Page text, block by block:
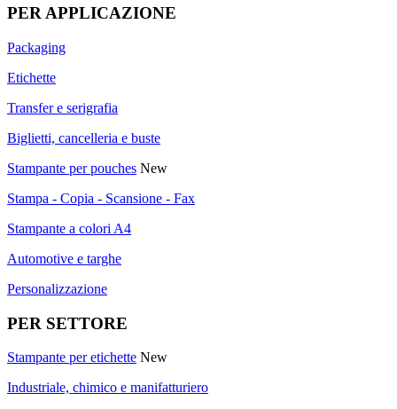
PER APPLICAZIONE
Packaging
Etichette
Transfer e serigrafia
Biglietti, cancelleria e buste
Stampante per pouches New
Stampa - Copia - Scansione - Fax
Stampante a colori A4
Automotive e targhe
Personalizzazione
PER SETTORE
Stampante per etichette New
Industriale, chimico e manifatturiero